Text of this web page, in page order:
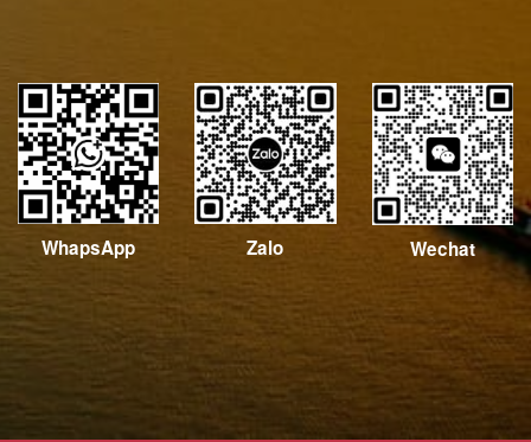
WhapsApp Zalo Wechat